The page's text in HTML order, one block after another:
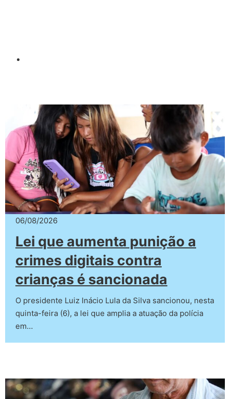
06/08/2026
Lei que aumenta punição a
crimes digitais contra
crianças é sancionada
O presidente Luiz Inácio Lula da Silva sancionou, nesta
quinta-feira (6), a lei que amplia a atuação da polícia
em…